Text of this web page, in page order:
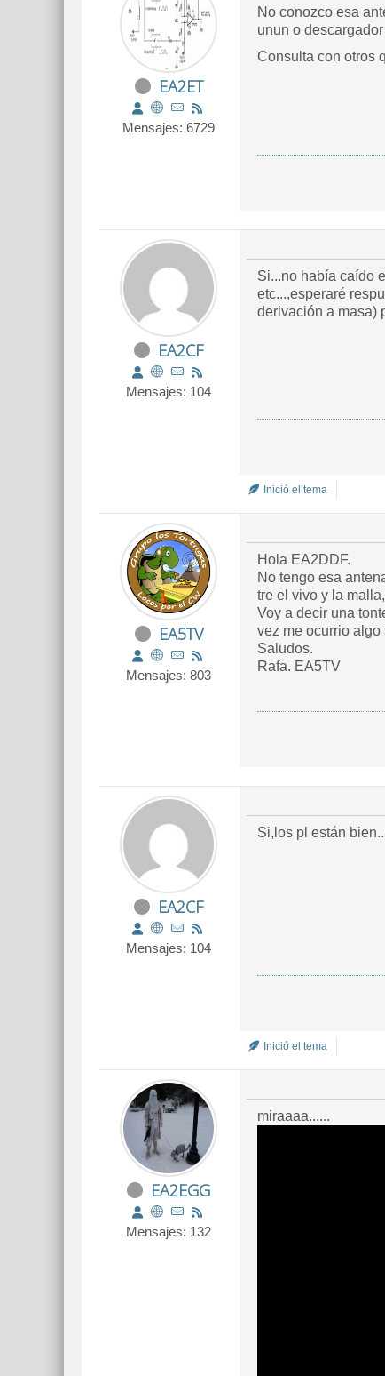
EA2ET
Mensajes: 6729
No conozco esa
unun o
Consulta con otros
EA2CF
Mensajes: 104
Si...no había caído
etc...,esperaré
Inició el tema
EA5TV
Mensajes: 803
Hola EA2DDF.
No tengo esa
tre el vivo y la
Voy a decir una
vez me ocurrio
Saludos.
Rafa. EA5TV
EA2CF
Mensajes: 104
Si,los pl están
Inició el tema
EA2EGG
Mensajes: 132
miraaaa......